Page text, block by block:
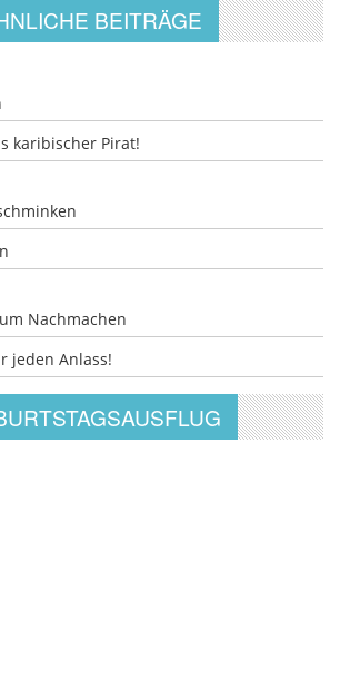
BEITRÄGE
karibischer Pirat!
Nachmachen
jeden Anlass!